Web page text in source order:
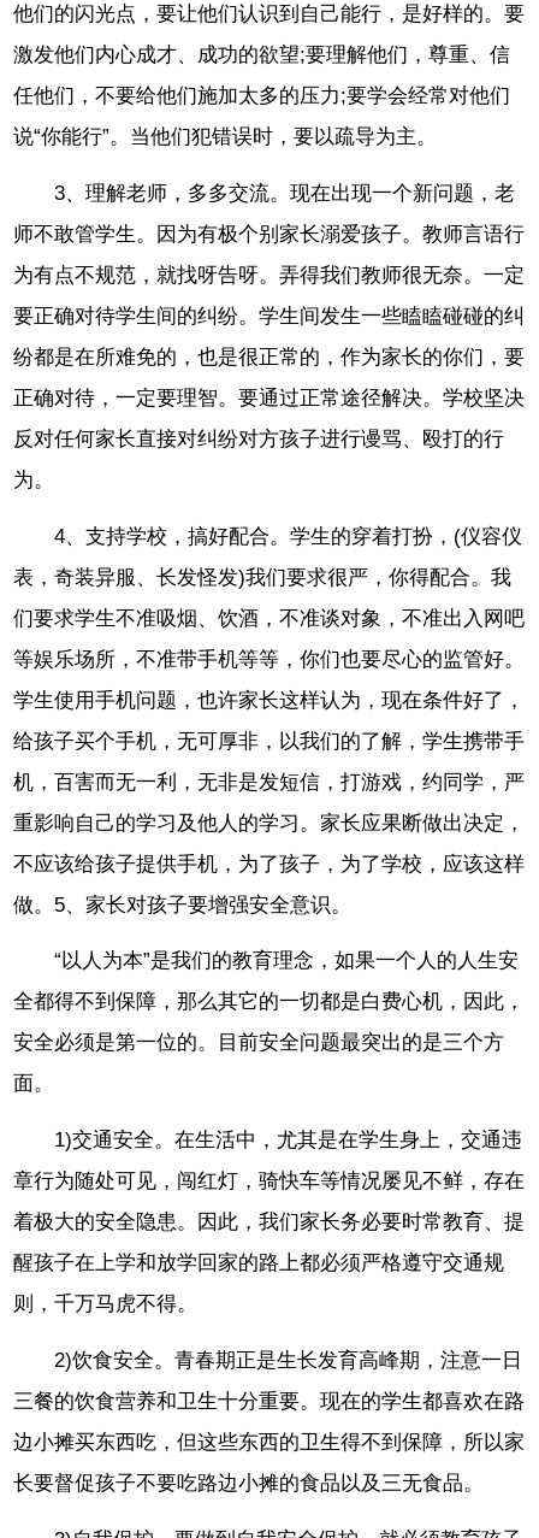
他们的闪光点，要让他们认识到自己能行，是好样的。要
激发他们内心成才、成功的欲望;要理解他们，尊重、信
任他们，不要给他们施加太多的压力;要学会经常对他们
说“你能行”。当他们犯错误时，要以疏导为主。
3、理解老师，多多交流。现在出现一个新问题，老
师不敢管学生。因为有极个别家长溺爱孩子。教师言语行
为有点不规范，就找呀告呀。弄得我们教师很无奈。一定
要正确对待学生间的纠纷。学生间发生一些瞌瞌碰碰的纠
纷都是在所难免的，也是很正常的，作为家长的你们，要
正确对待，一定要理智。要通过正常途径解决。学校坚决
反对任何家长直接对纠纷对方孩子进行谩骂、殴打的行
为。
4、支持学校，搞好配合。学生的穿着打扮，(仪容仪
表，奇装异服、长发怪发)我们要求很严，你得配合。我
们要求学生不准吸烟、饮酒，不准谈对象，不准出入网吧
等娱乐场所，不准带手机等等，你们也要尽心的监管好。
学生使用手机问题，也许家长这样认为，现在条件好了，
给孩子买个手机，无可厚非，以我们的了解，学生携带手
机，百害而无一利，无非是发短信，打游戏，约同学，严
重影响自己的学习及他人的学习。家长应果断做出决定，
不应该给孩子提供手机，为了孩子，为了学校，应该这样
做。5、家长对孩子要增强安全意识。
“以人为本”是我们的教育理念，如果一个人的人生安
全都得不到保障，那么其它的一切都是白费心机，因此，
安全必须是第一位的。目前安全问题最突出的是三个方
面。
1)交通安全。在生活中，尤其是在学生身上，交通违
章行为随处可见，闯红灯，骑快车等情况屡见不鲜，存在
着极大的安全隐患。因此，我们家长务必要时常教育、提
醒孩子在上学和放学回家的路上都必须严格遵守交通规
则，千万马虎不得。
2)饮食安全。青春期正是生长发育高峰期，注意一日
三餐的饮食营养和卫生十分重要。现在的学生都喜欢在路
边小摊买东西吃，但这些东西的卫生得不到保障，所以家
长要督促孩子不要吃路边小摊的食品以及三无食品。